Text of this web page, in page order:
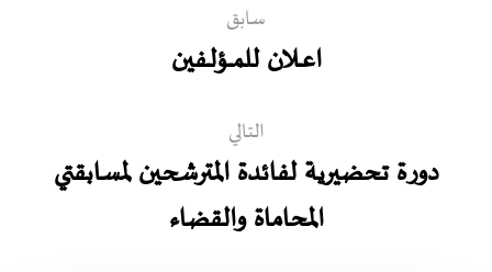
سابق
اعـــلان للمـــؤلــفين
التالي
دورة تحضيرية لفائدة المترشحين لمسابقتي
المحاماة والقضاء